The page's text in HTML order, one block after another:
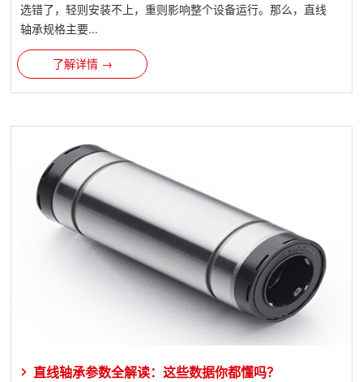
选错了，轻则安装不上，重则影响整个设备运行。那么，直线
轴承规格主要...
了解详情 →
直线轴承参数全解读：这些数据你都懂吗？